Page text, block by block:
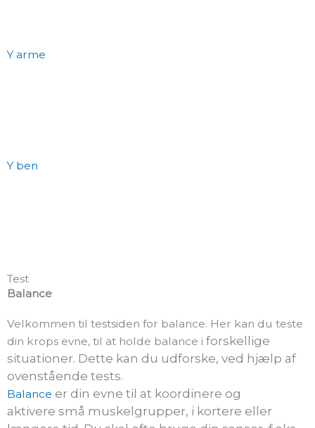
Y arme
Y ben
Test
Balance
Velkommen til testsiden for balance. Her kan du teste
din krops evne, til at holde balance i forskellige
situationer. Dette kan du udforske, ved hjælp af
ovenstående tests.
Balance er din evne til at koordinere og
aktivere små muskelgrupper, i kortere eller